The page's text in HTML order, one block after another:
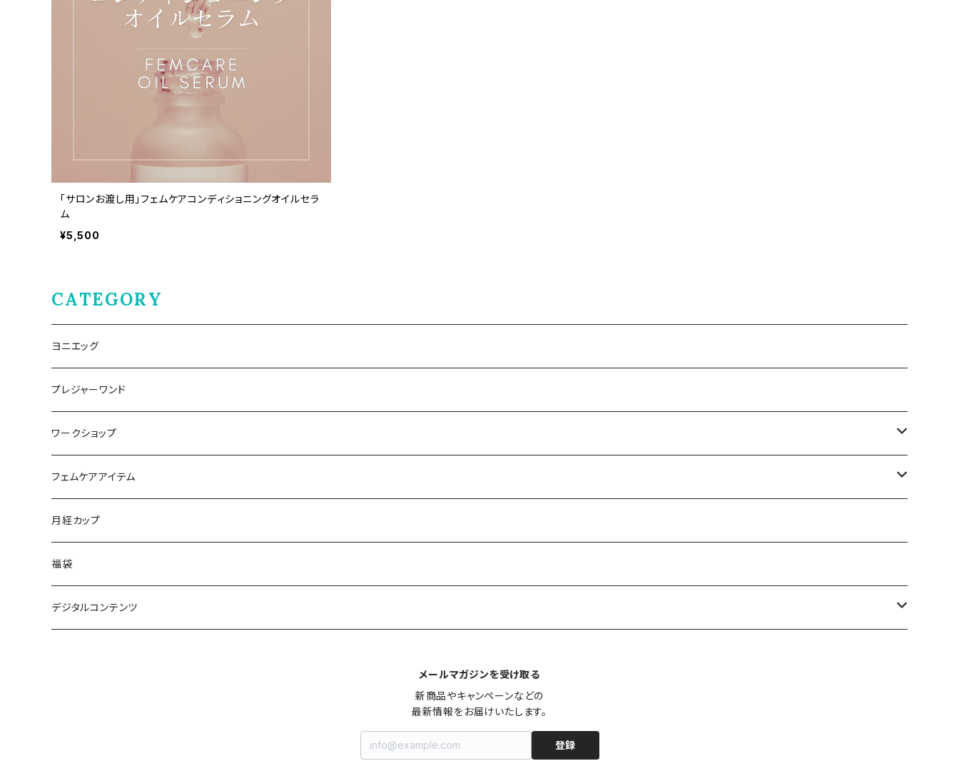
「サロンお渡し用」フェムケアコンディショニングオイルセラ
ム
¥5,500
CATEGORY
ヨニエッグ
プレジャーワンド
ワークショップ
ふわトロ膣になるWS
初受講
再受講
おなか＆睾丸マッサージ
フェムケアアイテム
ANANNA
ブランジェリーク
MAYURO
月経カップ
福袋
デジタルコンテンツ
メールマガジンを受け取る
新商品やキャンペーンなどの
最新情報をお届けいたします。
登録